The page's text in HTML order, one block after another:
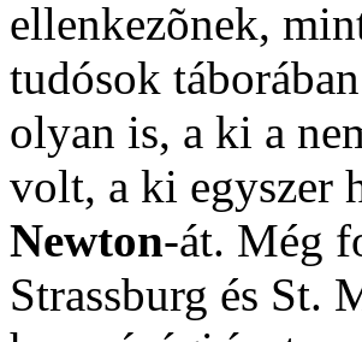
ellenkezõnek,
tudósok
olyan is, a ki a
volt, a ki egyszer
Newton-át. Még
Strassburg és St.